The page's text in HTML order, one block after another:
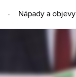
Nápady a objevy